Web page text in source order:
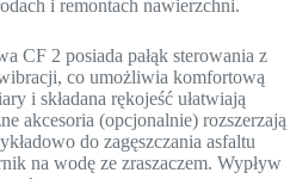
i remontach nawierzchni.
CF 2 posiada pałąk sterowania z
co umożliwia komfortową
i składana rękojeść ułatwiają
akcesoria (opcjonalnie) rozszerzają
do zagęszczania asfaltu
na wodę ze zraszaczem. Wypływ